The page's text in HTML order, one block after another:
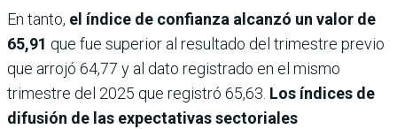
En tanto, el índice de confianza alcanzó un valor de
65,91 que fue superior al resultado del trimestre previo
que arrojó 64,77 y al dato registrado en el mismo
trimestre del 2025 que registró 65,63. Los índices de
difusión de las expectativas sectoriales